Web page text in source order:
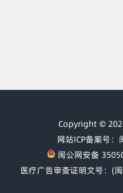
Copyright ©
网站ICP备案号
闽公网安备
医疗广告审查证明文号：(